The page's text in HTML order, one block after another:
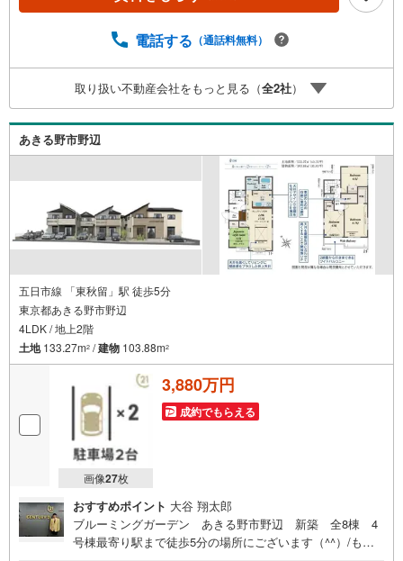
遠方の方など写真が見たい方はお申し付けください。お気
電話する （通話料無料）
取り扱い不動産会社をもっと見る（全2社）
あきる野市野辺
五日市線 「東秋留」駅 徒歩5分
東京都あきる野市野辺
4LDK / 地上2階
土地133.27m2 /建物 103.88m2
画像27枚
3,880万円
成約でもらえる
おすすめポイント 大谷 翔太郎
ブルーミングガーデン あきる野市野辺 新築 全8棟 4
号棟最寄り駅まで徒歩5分の場所にございます（^^）/もし